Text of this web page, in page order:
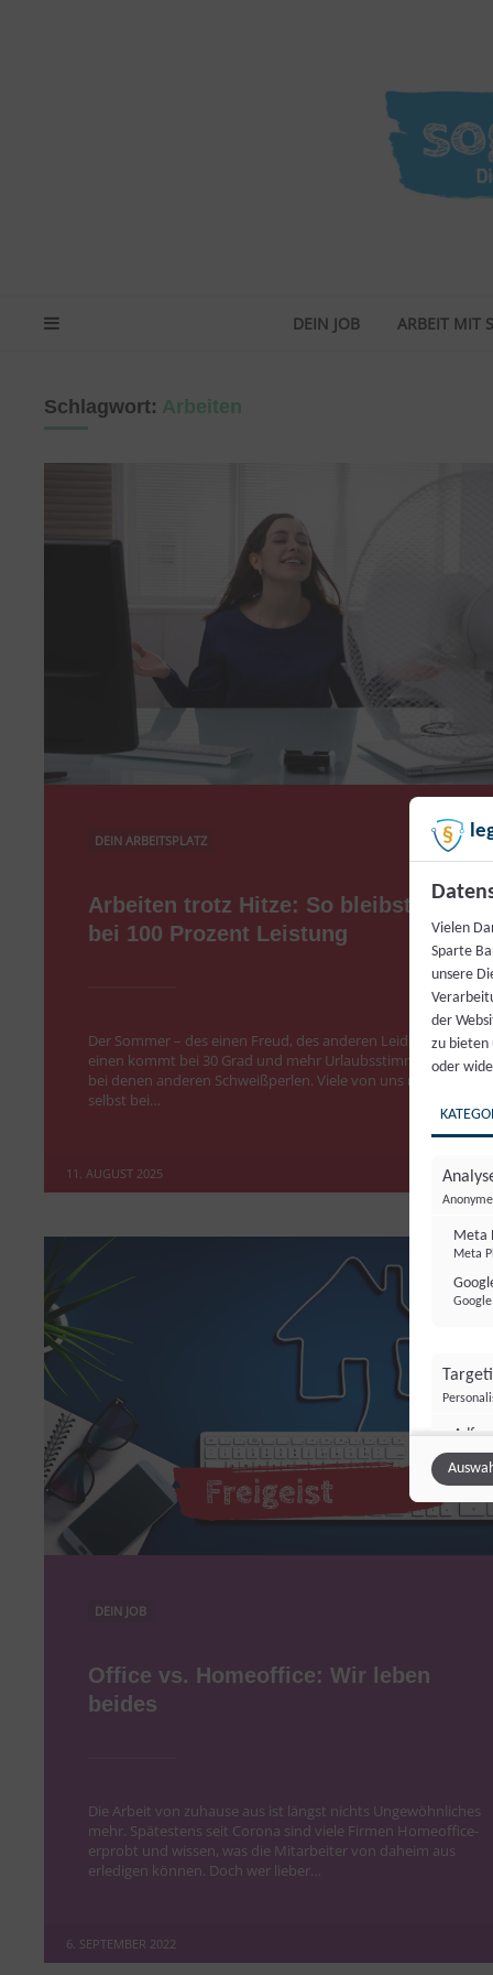
DEIN JOB ARBEIT MIT
Schlagwort: Arbeiten
DEIN ARBEITSPLATZ
Arbeiten trotz Hitze: So bleibst du
bei 100 Prozent Leistung
Der Sommer – des einen Freud, des anderen Leid. Bei den
einen kommt bei 30 Grad und mehr Urlaubsstimmung auf,
bei denen anderen Schweißperlen. Viele von uns müssen
selbst bei…
11. AUGUST 2025
DEIN JOB
Office vs. Homeoffice: Wir leben
beides
Die Arbeit von zuhause aus ist längst nichts Ungewöhnliches
mehr. Spätestens seit Corona sind viele Firmen Homeoffice-
erprobt und wissen, was die Mitarbeiter von daheim aus
erledigen können. Doch wer lieber…
6. SEPTEMBER 2022
Vielen
Sparte
unsere
der
zu bieten
oder
Meta
Meta
TikTok